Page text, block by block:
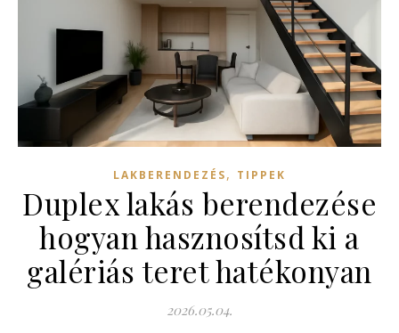
LAKBERENDEZÉS, TIPPEK
Duplex lakás berendezése
hogyan hasznosítsd ki a
galériás teret hatékonyan
2026.05.04.